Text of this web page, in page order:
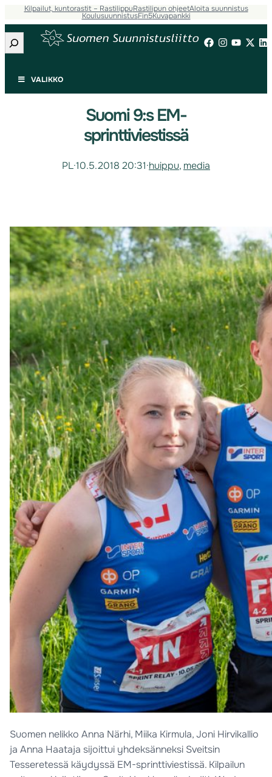
Kilpailut, kuntorastit – RastilippuRastilipun ohjeetAloita suunnistus
KoulusuunnistusFin5Kuvapankki
Etsi
VALIKKO
Suomi 9:s EM-
sprinttiviestissä
PL·10.5.2018 20:31·huippu, media
Suomen nelikko Anna Närhi, Miika Kirmula, Joni Hirvikallio
ja Anna Haataja sijoittui yhdeksänneksi Sveitsin
Tesseretessä käydyssä EM-sprinttiviestissä. Kilpailun